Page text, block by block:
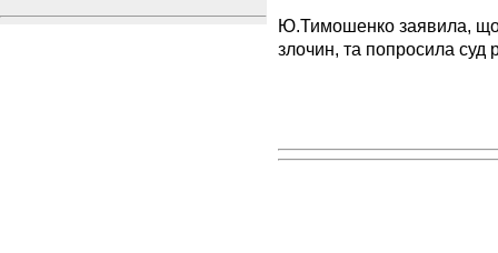
Ю.Тимошенко заявила, що
злочин, та попросила суд